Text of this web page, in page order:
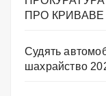
ПРО КРИВАВЕ
Судять
шахрайство